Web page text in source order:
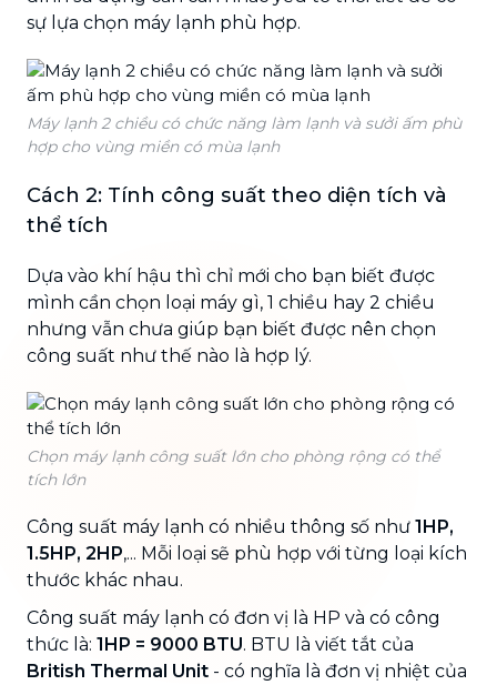
sự lựa chọn máy lạnh phù hợp.
Máy lạnh 2 chiều có chức năng làm lạnh và sưởi ấm phù
hợp cho vùng miền có mùa lạnh
Cách 2: Tính công suất theo diện tích và
thể tích
Dựa vào khí hậu thì chỉ mới cho bạn biết được
mình cần chọn loại máy gì, 1 chiều hay 2 chiều
nhưng vẫn chưa giúp bạn biết được nên chọn
công suất như thế nào là hợp lý.
Chọn máy lạnh công suất lớn cho phòng rộng có thể
tích lớn
Công suất máy lạnh có nhiều thông số như 1HP,
1.5HP, 2HP,... Mỗi loại sẽ phù hợp với từng loại kích
thước khác nhau.
Công suất máy lạnh có đơn vị là HP và có công
thức là: 1HP = 9000 BTU. BTU là viết tắt của
British Thermal Unit - có nghĩa là đơn vị nhiệt của